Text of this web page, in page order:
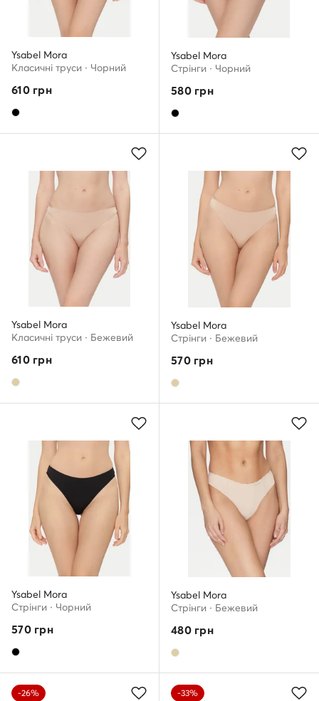
Ysabel Mora
Класичні труси · Чорний
610грн
Ysabel Mora
Стрінги · Чорний
580грн
Ysabel Mora
Класичні труси · Бежевий
610грн
Ysabel Mora
Стрінги · Бежевий
570грн
Ysabel Mora
Стрінги · Чорний
570грн
Ysabel Mora
Стрінги · Бежевий
480грн
-26% -33%